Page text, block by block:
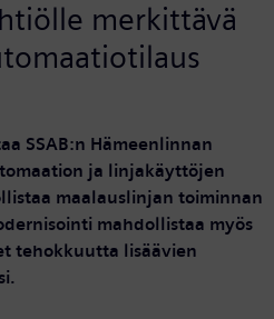
merkittävä
SSAB:n Hämeenlinnan
ja linjakäyttöjen
maalauslinjan toiminnan
mahdollistaa myös
tehokkuutta lisäävien